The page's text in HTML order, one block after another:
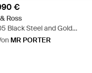
€
Ross
Black Steel and Gold
18-Karat Rose Gold and
MR PORTER